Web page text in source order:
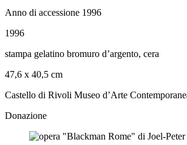
EN
Educazione
Educazione
News
Educazione
Famiglie
Anno di accessione 1996
1996
stampa gelatino bromuro d’argento, cera
47,6 x 40,5 cm
Castello di Rivoli Museo d’Arte
Donazione